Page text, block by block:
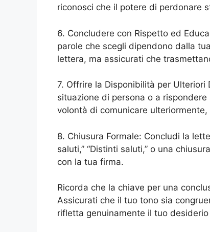
riconosci che il potere di perdonare
6. Concludere con Rispetto ed
parole che scegli dipendono dalla
lettera, ma assicurati che
7. Offrire la Disponibilità per
situazione di persona o a
volontà di comunicare ulteriormente,
8. Chiusura Formale: Concludi la
saluti,” “Distinti saluti,” o una
con la tua firma.
Ricorda che la chiave per una
Assicurati che il tuo tono sia
rifletta genuinamente il tuo